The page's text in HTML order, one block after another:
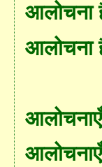
आलोचना
आलोचना